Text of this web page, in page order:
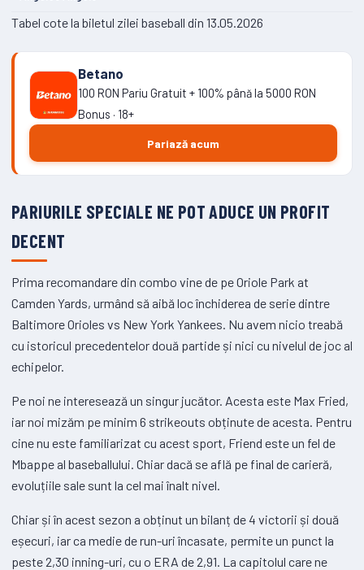
Tabel cote la biletul zilei baseball din 13.05.2026
Betano
100 RON Pariu Gratuit + 100% până la 5000 RON
Bonus · 18+
Pariază acum
PARIURILE SPECIALE NE POT ADUCE UN PROFIT
DECENT
Prima recomandare din combo vine de pe Oriole Park at
Camden Yards, urmând să aibă loc închiderea de serie dintre
Baltimore Orioles vs New York Yankees. Nu avem nicio treabă
cu istoricul precedentelor două partide și nici cu nivelul de joc al
echipelor.
Pe noi ne interesează un singur jucător. Acesta este Max Fried,
iar noi mizăm pe minim 6 strikeouts obținute de acesta. Pentru
cine nu este familiarizat cu acest sport, Friend este un fel de
Mbappe al baseballului. Chiar dacă se află pe final de carieră,
evoluțiile sale sunt la cel mai înalt nivel.
Chiar și în acest sezon a obținut un bilanț de 4 victorii și două
eșecuri, iar ca medie de run-uri încasate, permite un punct la
peste 2,30 inning-uri, cu o ERA de 2,91. La capitolul care ne